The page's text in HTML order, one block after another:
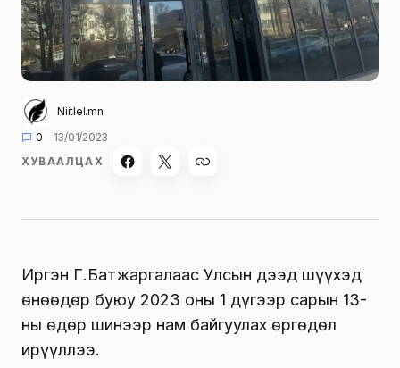
Niitlel.mn
0
13/01/2023
ХУВААЛЦАХ
Иргэн Г.Батжаргалаас Улсын дээд шүүхэд
өнөөдөр буюу 2023 оны 1 дүгээр сарын 13-
ны өдөр шинээр нам байгуулах өргөдөл
ирүүллээ.